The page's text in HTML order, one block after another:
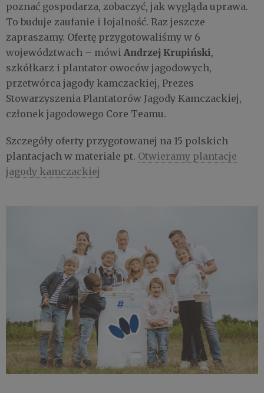
poznać gospodarza, zobaczyć, jak wygląda uprawa.
To buduje zaufanie i lojalność. Raz jeszcze
zapraszamy. Ofertę przygotowaliśmy w 6
województwach – mówiAndrzej Krupiński,
szkółkarz i plantator owoców jagodowych,
przetwórca jagody kamczackiej, Prezes
Stowarzyszenia Plantatorów Jagody Kamczackiej,
członek jagodowego Core Teamu.
Szczegóły oferty przygotowanej na 15 polskich
plantacjach w materiale pt. Otwieramy plantacje
jagody kamczackiej